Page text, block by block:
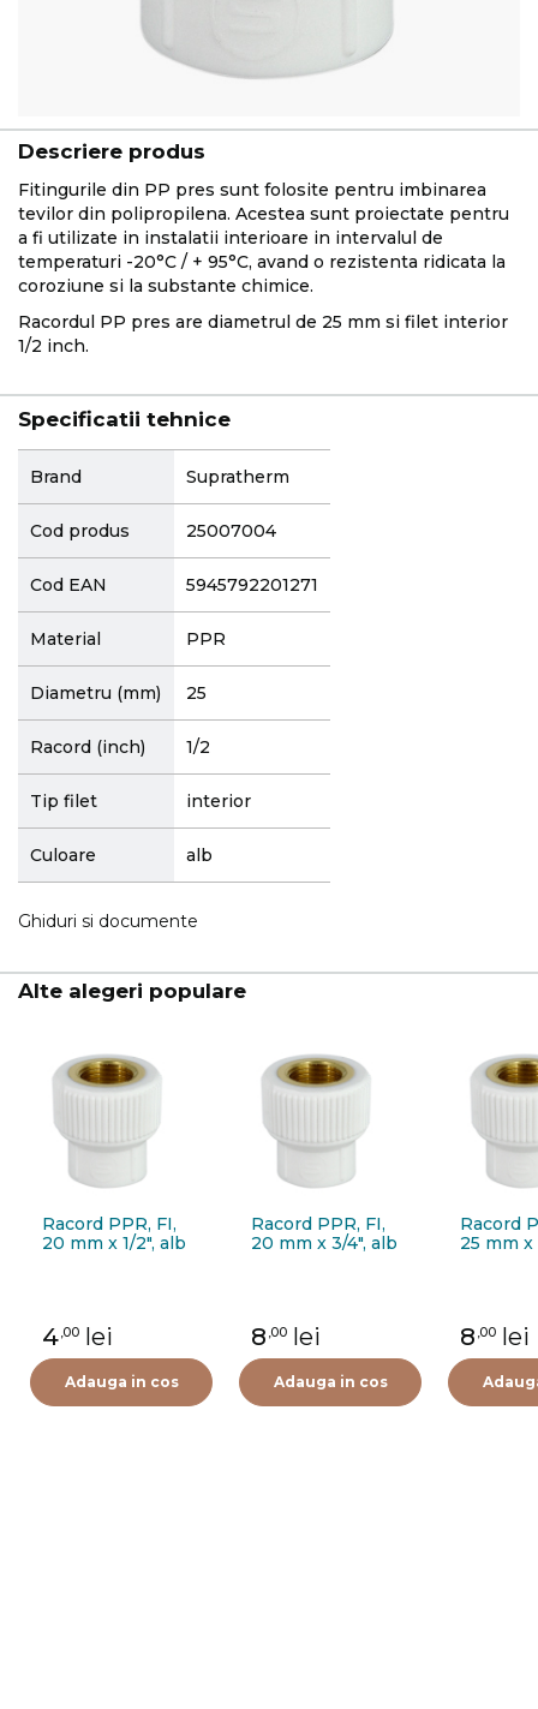
Descriere produs
Fitingurile din PP pres sunt folosite pentru imbinarea
tevilor din polipropilena. Acestea sunt proiectate pentru
a fi utilizate in instalatii interioare in intervalul de
temperaturi -20°C / + 95°C, avand o rezistenta ridicata la
coroziune si la substante chimice.
Racordul PP pres are diametrul de 25 mm si filet interior
1/2 inch.
Specificatii tehnice
Brand Supratherm
Cod produs 25007004
Cod EAN 5945792201271
Material PPR
Diametru (mm) 25
Racord (inch) 1/2
Tip filet interior
Culoare alb
Ghiduri si documente
Alte alegeri populare
Racord PPR, FI,
20 mm x 1/2", alb
4,00 lei
Adauga in cos
Racord PPR, FI,
20 mm x 3/4", alb
8 ,00 lei
Adauga in cos
Racord
25 mm x
8 ,00 lei